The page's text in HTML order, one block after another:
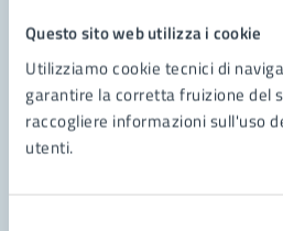
Questo sito web utilizza i cookie
Utilizziamo cookie tecnici di
garantire la corretta fruizione del
raccogliere informazioni sull'uso
utenti.
Leggi le domande frequenti
Richiedi assistenza
Prenota appuntamento